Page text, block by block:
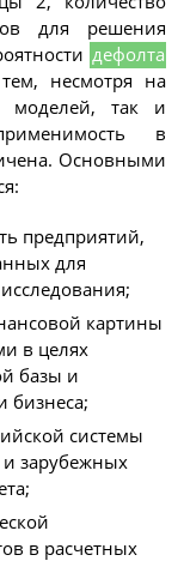
для решения
дефолта
несмотря на
моделей, так и
в
Основными
предприятий,
для
картины
в целях
базы и
бизнеса;
системы
и зарубежных
в расчетных